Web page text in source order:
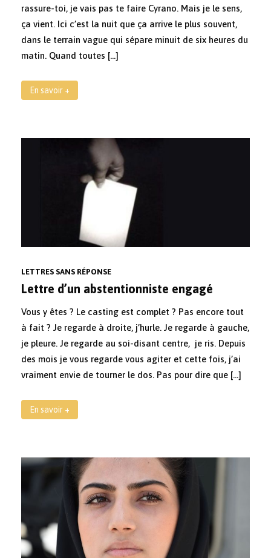
rassure-toi, je vais pas te faire Cyrano. Mais je le sens,
ça vient. Ici c’est la nuit que ça arrive le plus souvent,
dans le terrain vague qui sépare minuit de six heures du
matin. Quand toutes […]
En savoir +
LETTRES SANS RÉPONSE
Lettre d’un abstentionniste engagé
Vous y êtes ? Le casting est complet ? Pas encore tout
à fait ? Je regarde à droite, j’hurle. Je regarde à gauche,
je pleure. Je regarde au soi-disant centre, je ris. Depuis
des mois je vous regarde vous agiter et cette fois, j’ai
vraiment envie de tourner le dos. Pas pour dire que […]
En savoir +